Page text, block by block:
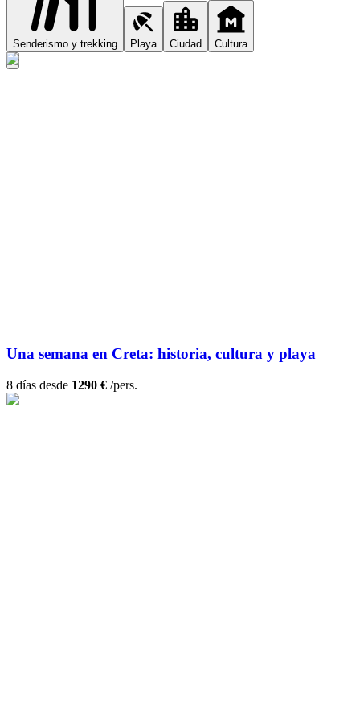
Senderismo y trekking Playa Ciudad Cultura
Una semana en Creta: historia, cultura y playa
8 días desde 1290 € /pers.